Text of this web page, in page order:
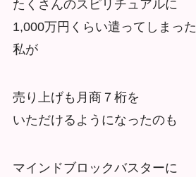
たくさんのスピリチュアルに
1,000万円くらい遣ってしまった
私が
売り上げも月商７桁を
いただけるようになったのも
マインドブロックバスターに